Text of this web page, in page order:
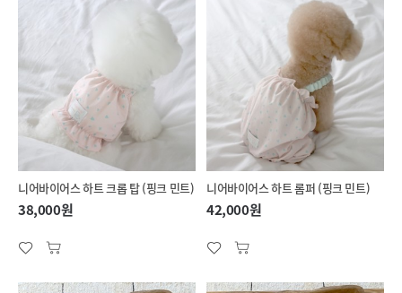
니어바이어스 하트 크롭 탑 (핑크 민트)
38,000원
니어바이어스 하트 롬퍼 (핑크 민트)
42,000원